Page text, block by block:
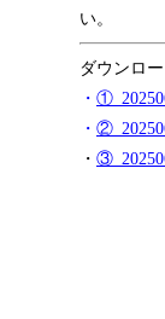
い。
ダウンロー
・
・
・